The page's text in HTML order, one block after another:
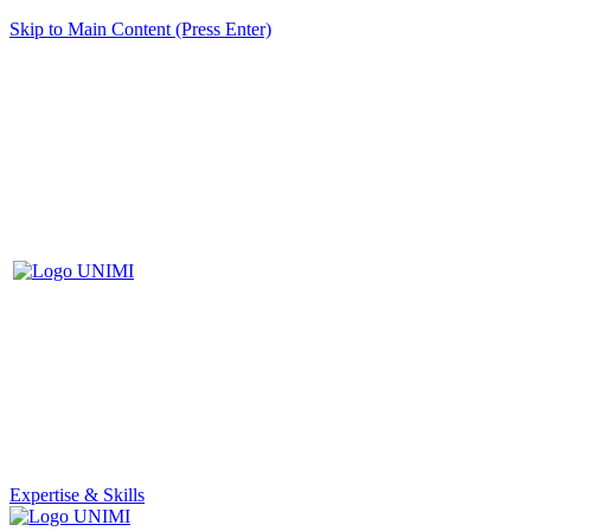
Skip to Main Content (Press Enter)
Expertise & Skills